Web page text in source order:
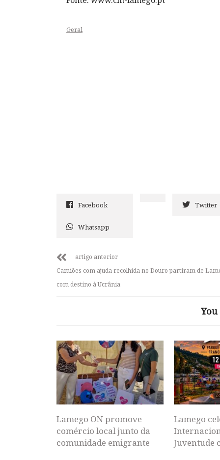
Geral
Facebook Twitter
Whatsapp
artigo anterior
Camiões com ajuda recolhida no Douro partiram de
com destino à Ucrânia
Lamego ON promove
comércio local junto da
comunidade emigrante
Lamego
Juventude